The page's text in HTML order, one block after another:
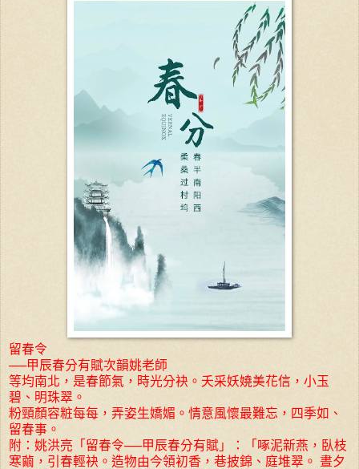
留春令
──甲辰春分有賦次韻姚老師
等均南北，是春節氣，時光分袂。夭采妖嬈美花信，小玉
碧、明珠翠。
粉頸顏容粧每每，弄姿生嬌媚。情意風懷最難忘，四季如、
留春事。
附：姚洪亮「留春令──甲辰春分有賦」：「啄泥新燕，臥枝
寒繭，引春輕袂。造物由今領初香，巷披錦、庭堆翠。 晝夕